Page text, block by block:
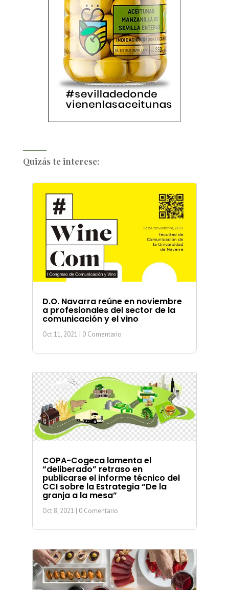
Quizás te interese:
D.O. Navarra reúne en noviembre
a profesionales del sector de la
comunicación y el vino
Oct 11, 2021 | 0 Comentario
COPA-Cogeca lamenta el
“deliberado” retraso en
publicarse el informe técnico del
CCI sobre la Estrategia “De la
granja a la mesa”
Oct 8, 2021 | 0 Comentario